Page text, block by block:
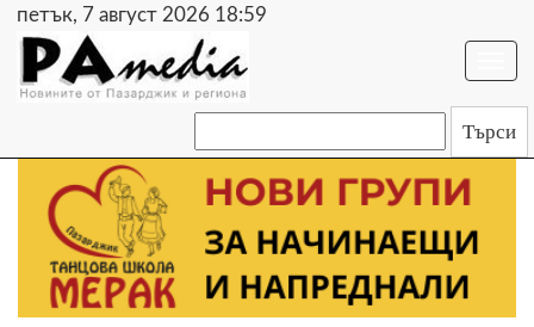
петък, 7 август 2026 18:59